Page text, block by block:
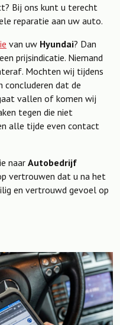
Bij ons kunt u terecht
reparatie aan uw auto.
van uw Hyundai? Dan
prijsindicatie. Niemand
Mochten wij tijdens
concluderen dat de
vallen of komen wij
tegen die niet
alle tijde even contact
naar Autobedrijf
vertrouwen dat u na het
en vertrouwd gevoel op